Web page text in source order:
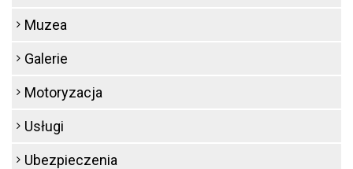
Muzea
Galerie
Motoryzacja
Usługi
Ubezpieczenia